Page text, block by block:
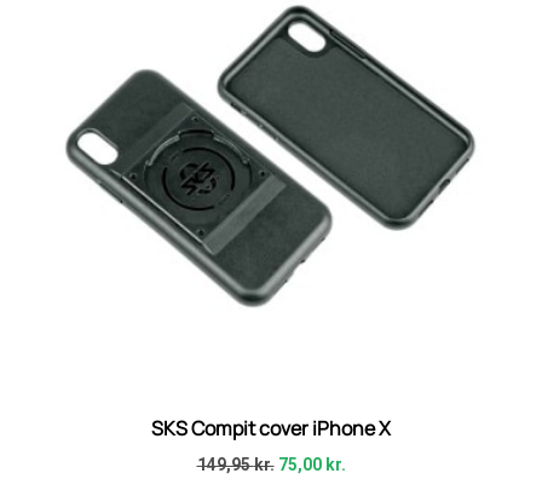
SKS Compit cover iPhone X
149,95kr. 75,00 kr.